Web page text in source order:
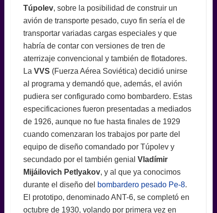
Túpolev, sobre la posibilidad de construir un
avión de transporte pesado, cuyo fin sería el de
transportar variadas cargas especiales y que
habría de contar con versiones de tren de
aterrizaje convencional y también de flotadores.
La VVS (Fuerza Aérea Soviética) decidió unirse
al programa y demandó que, además, el avión
pudiera ser configurado como bombardero. Estas
especificaciones fueron presentadas a mediados
de 1926, aunque no fue hasta finales de 1929
cuando comenzaran los trabajos por parte del
equipo de diseño comandado por Túpolev y
secundado por el también genial Vladímir
Mijáilovich Petlyakov, y al que ya conocimos
durante el diseño del bombardero pesado Pe-8.
El prototipo, denominado ANT-6, se completó en
octubre de 1930, volando por primera vez en